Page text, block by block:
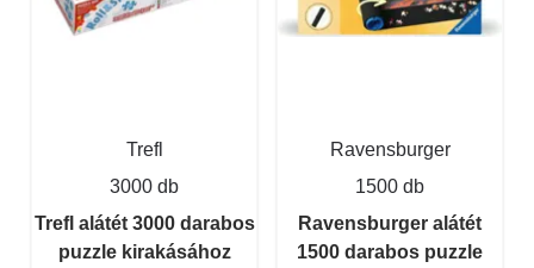
Trefl
3000 db
Trefl alátét 3000 darabos
puzzle kirakásához
Ravensburger
1500 db
Ravensburger alátét
1500 darabos puzzle